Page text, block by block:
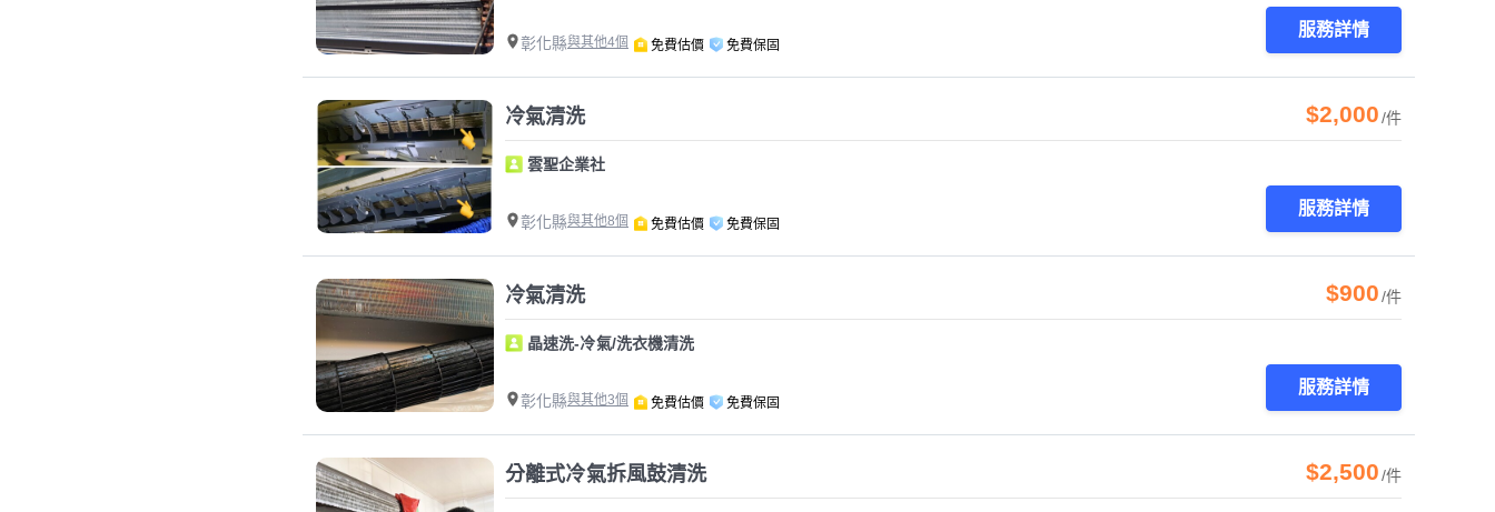
彰化縣與其他4個 免費估價 免費保固
服務詳情
冷氣清洗 $2,000/件
雲聖企業社
彰化縣與其他8個 免費估價 免費保固
服務詳情
冷氣清洗 $900/件
晶速洗-冷氣/洗衣機清洗
彰化縣與其他3個 免費估價 免費保固
服務詳情
分離式冷氣拆風鼓清洗 $2,500/件